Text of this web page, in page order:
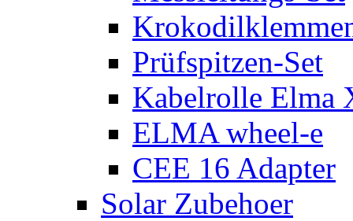
Prüfspitzen-Set
Kabelrolle Elma
ELMA wheel-e
CEE 16 Adapter
Solar Zubehoer